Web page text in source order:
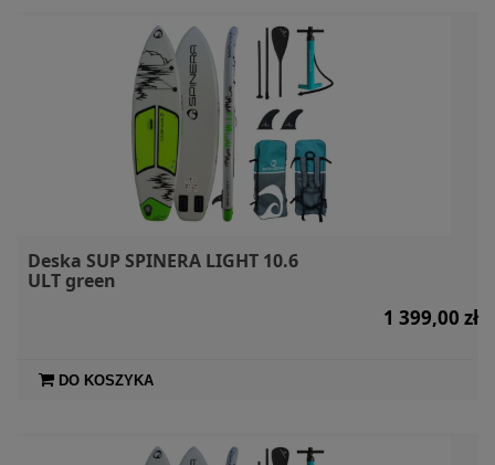
Deska SUP SPINERA LIGHT 10.6
ULT green
1 399,00 zł
DO KOSZYKA